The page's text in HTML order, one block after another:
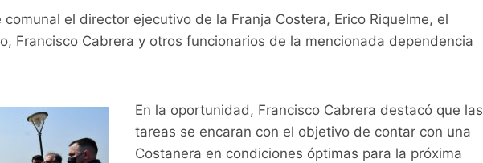
m
el director ejecutivo de la Franja Costera, Erico Riquelme, el
Francisco Cabrera y otros funcionarios de la mencionada dependencia
En la oportunidad, Francisco Cabrera destacó que las
tareas se encaran con el objetivo de contar con una
Costanera en condiciones óptimas para la próxima